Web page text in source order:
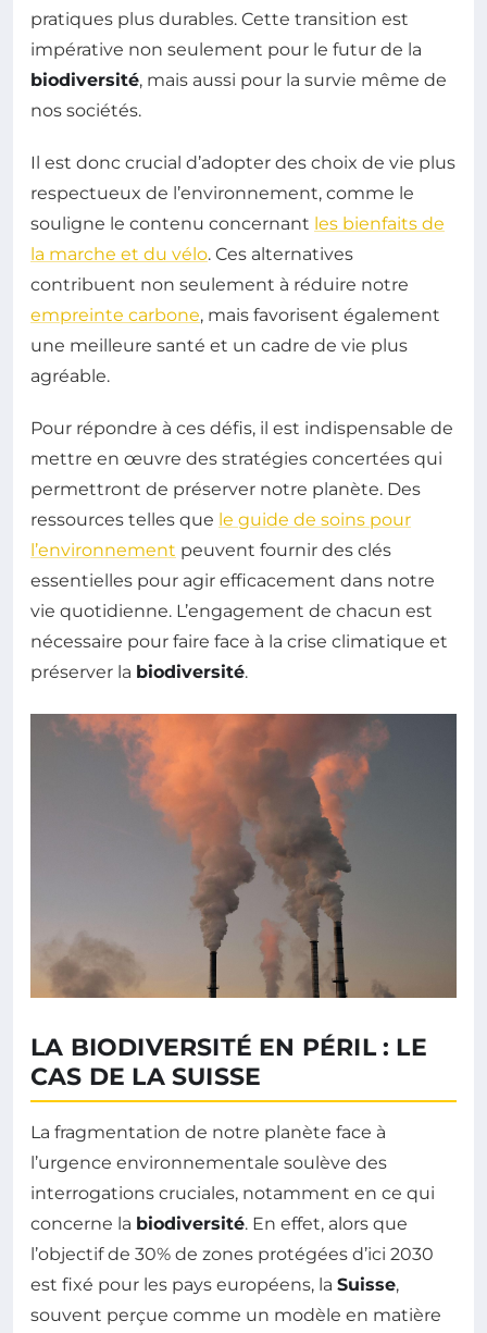
pratiques plus durables. Cette transition est
impérative non seulement pour le futur de la
biodiversité, mais aussi pour la survie même de
nos sociétés.
Il est donc crucial d’adopter des choix de vie plus
respectueux de l’environnement, comme le
souligne le contenu concernant les bienfaits de
la marche et du vélo. Ces alternatives
contribuent non seulement à réduire notre
empreinte carbone, mais favorisent également
une meilleure santé et un cadre de vie plus
agréable.
Pour répondre à ces défis, il est indispensable de
mettre en œuvre des stratégies concertées qui
permettront de préserver notre planète. Des
ressources telles que le guide de soins pour
l’environnement peuvent fournir des clés
essentielles pour agir efficacement dans notre
vie quotidienne. L’engagement de chacun est
nécessaire pour faire face à la crise climatique et
préserver la biodiversité.
LA BIODIVERSITÉ EN PÉRIL : LE
CAS DE LA SUISSE
La fragmentation de notre planète face à
l’urgence environnementale soulève des
interrogations cruciales, notamment en ce qui
concerne la biodiversité. En effet, alors que
l’objectif de 30% de zones protégées d’ici 2030
est fixé pour les pays européens, la Suisse,
souvent perçue comme un modèle en matière